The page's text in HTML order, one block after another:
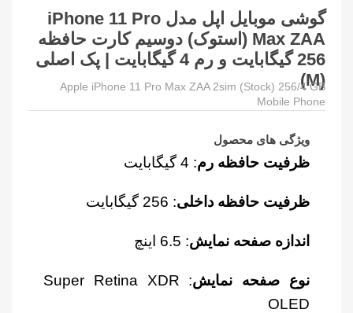
گوشی موبایل اپل مدل iPhone 11 Pro
Max ZAA (استوک) دوسیم کارت حافظه
256 گیگابایت و رم 4 گیگابایت | پک اصلی
(M)
Apple iPhone 11 Pro Max ZAA 2sim (Stock) 256/4 GB
Mobile Phone
ویژگی های محصول
ظرفیت حافظه رم: 4 گیگابایت
ظرفیت حافظه داخلی: 256 گیگابایت
اندازه صفحه نمایش: 6.5 اینچ
نوع صفحه نمایش
: Super Retina XDR
OLED